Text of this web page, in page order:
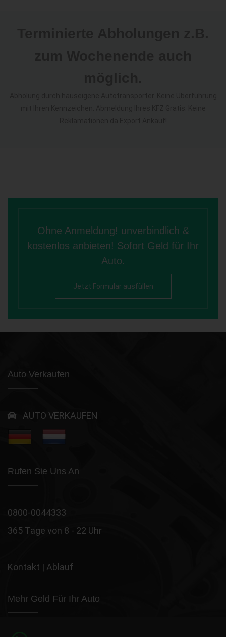
Ohne Anmeldung! unverbindlich &
kostenlos anbieten! Sofort Geld für Ihr
Auto.
Jetzt Formular ausfüllen
Auto Verkaufen
AUTO VERKAUFEN
Rufen Sie Uns An
0800-0044333
365 Tage von 8 - 22 Uhr
Kontakt | Ablauf
Mehr Geld Für Ihr Auto